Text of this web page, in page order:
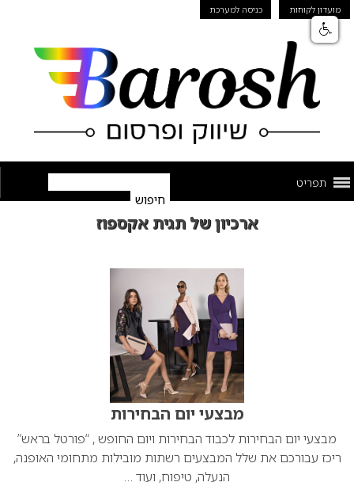
מועדון לקוחות כניסה למערכת
תפריט
ארכיון של תגית אקספוז
מבצעי יום הבחירות
מבצעי יום הבחירות לכבוד הבחירות ויום החופש , “פורטל בראש”
ריכז עבורכם את שלל המבצעים רשתות מובילות מתחומי האופנה,
הנעלה, טיפוח, ועוד …